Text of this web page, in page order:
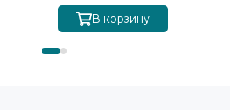
В корзину